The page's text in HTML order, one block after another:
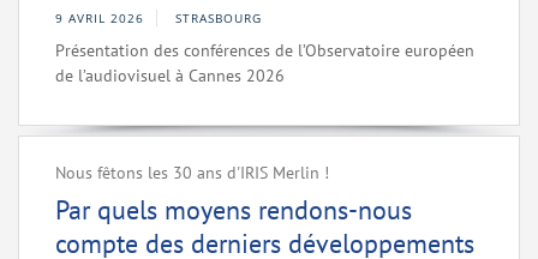
9 AVRIL 2026 STRASBOURG
Présentation des conférences de l’Observatoire européen
de l’audiovisuel à Cannes 2026
Nous fêtons les 30 ans d'IRIS Merlin !
Par quels moyens rendons-nous
compte des derniers développements